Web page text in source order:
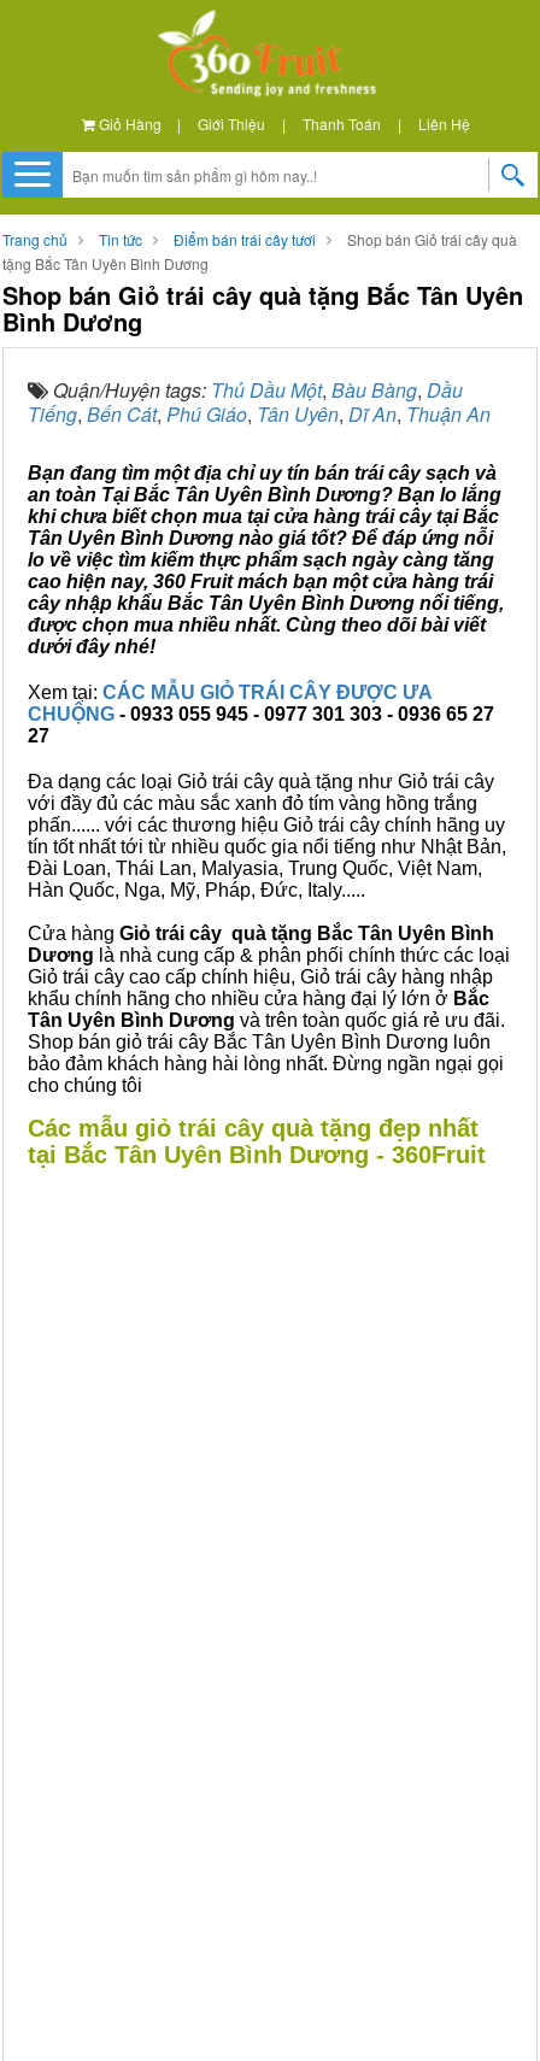
Giỏ Hàng | Giới Thiệu | Thanh Toán | Liên Hệ
Trang chủ Tin tức Điểm bán trái cây tươi
Shop bán Giỏ trái cây quà
tặng Bắc Tân Uyên Bình Dương
Shop bán Giỏ trái cây quà tặng Bắc Tân Uyên
Bình Dương
Quận/Huyện tags: Thủ Dầu Một, Bàu Bàng, Dầu
Tiếng, Bến Cát, Phú Giáo, Tân Uyên, Dĩ An, Thuận An
Bạn đang tìm một địa chỉ uy tín bán trái cây sạch và
an toàn Tại Bắc Tân Uyên Bình Dương? Bạn lo lắng
khi chưa biết chọn mua tại cửa hàng trái cây tại Bắc
Tân Uyên Bình Dương nào giá tốt? Để đáp ứng nỗi
lo về việc tìm kiếm thực phẩm sạch ngày càng tăng
cao hiện nay, 360 Fruit mách bạn một cửa hàng trái
cây nhập khẩu Bắc Tân Uyên Bình Dương nổi tiếng,
được chọn mua nhiều nhất. Cùng theo dõi bài viết
dưới đây nhé!
Xem tại: CÁC MẪU GIỎ TRÁI CÂY ĐƯỢC ƯA
CHUỘNG - 0933 055 945 - 0977 301 303 - 0936 65 27
27
Đa dạng các loại Giỏ trái cây quà tặng như Giỏ trái cây
với đầy đủ các màu sắc xanh đỏ tím vàng hồng trắng
phấn...... với các thương hiệu Giỏ trái cây chính hãng uy
tín tốt nhất tới từ nhiều quốc gia nổi tiếng như Nhật Bản,
Đài Loan, Thái Lan, Malyasia, Trung Quốc, Việt Nam,
Hàn Quốc, Nga, Mỹ, Pháp, Đức, Italy.....
Cửa hàng Giỏ trái cây quà tặng Bắc Tân Uyên Bình
Dương là nhà cung cấp & phân phối chính thức các loại
Giỏ trái cây cao cấp chính hiệu, Giỏ trái cây hàng nhập
khẩu chính hãng cho nhiều cửa hàng đại lý lớn ở Bắc
Tân Uyên Bình Dương và trên toàn quốc giá rẻ ưu đãi.
Shop bán giỏ trái cây Bắc Tân Uyên Bình Dương luôn
bảo đảm khách hàng hài lòng nhất. Đừng ngần ngại gọi
cho chúng tôi
Các mẫu giỏ trái cây quà tặng đẹp nhất
tại Bắc Tân Uyên Bình Dương - 360Fruit